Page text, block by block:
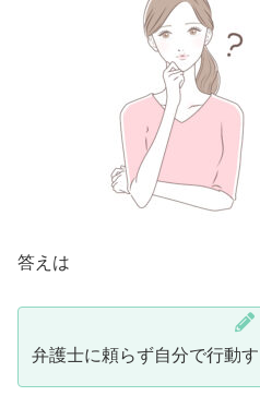
答えは
弁護士に頼らず自分で行動す